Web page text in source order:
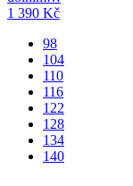
1 390 Kč
98
104
110
116
122
128
134
140